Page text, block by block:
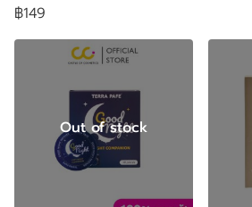
฿149
Out of stock